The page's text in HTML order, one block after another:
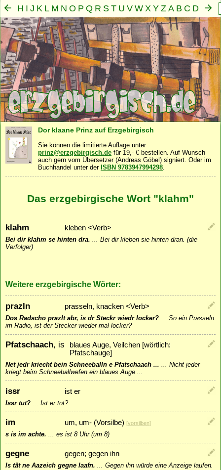
H I J K L M N O P Q R S T U V W X Y Z A B C D
E F G
Mensch·Seele·Geist · Familie·Gemeinschaft ·
Dor klaane Prinz auf Erzgebirgisch
Sie können die limitierte Auflage unter
prinz@erzgebirgisch.de für 19,- € bestellen. Auf Wunsch
auch gern vom Übersetzer (Andreas Göbel) signiert. Oder im
Buchhandel unter der ISBN 9783947994298.
Das erzgebirgische Wort "klahm"
klahm kleben <Verb>
Bei dir klahm se hinten dra. ... Bei dir kleben sie hinten dran. (die
Verfolger)
Weitere erzgebirgische Wörter:
prazln prasseln, knacken <Verb>
Dos Radscho prazlt abr, is dr Steckr wiedr locker? ... So ein Prasseln
im Radio, ist der Stecker wieder mal locker?
Pfatschaach, is
blaues Auge, Veilchen [wörtlich:
Pfatschauge]
Net jedr kriecht bein Schneeballn e Pfatschaach ... ... Nicht jeder
kriegt beim Schneeballwefen ein blaues Auge ...
issr ist er
Issr tut? ... Ist er tot?
im um, um- (Vorsilbe) [vorsilben]
s is im achte. ... es ist 8 Uhr (um 8)
gegne gegen; gegen ihn
Is tät ne Aazeich gegne laafn. ... Gegen ihn würde eine Anzeige laufen.